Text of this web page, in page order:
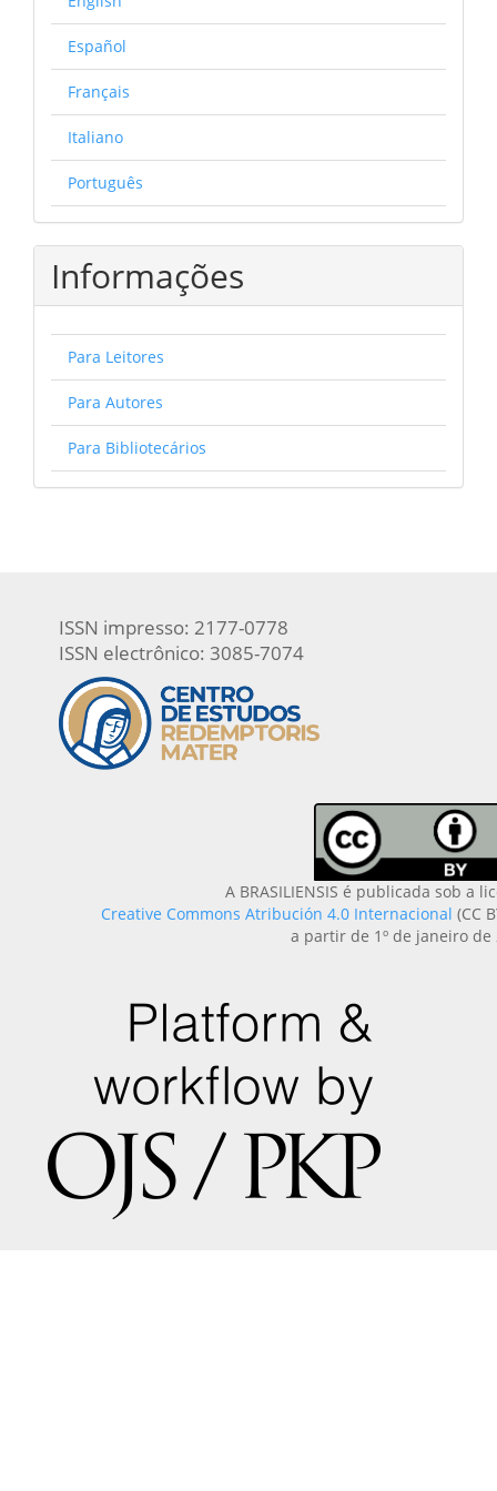
Español
Français
Italiano
Português
Informações
Para Leitores
Para Autores
Para Bibliotecários
ISSN impresso: 2177-0778
ISSN electrônico: 3085-7074
A BRASILIENSIS é publicada sob a
Creative Commons Atribución 4.0 Internacional (CC
a partir de 1º de janeiro de